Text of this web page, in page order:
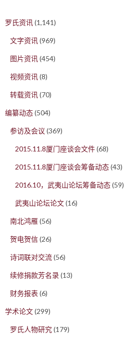
罗氏资讯(1,141)
文字资讯(969)
图片资讯(454)
视频资讯(8)
转载资讯(70)
编纂动态(504)
参访及会议 (369)
2015.11.8厦门座谈会文件(68)
2015.11.8厦门座谈会筹备动态(43)
2016.10，武夷山论坛筹备动态(59)
武夷山论坛论文(16)
南北鸿雁(56)
贺电贺信(26)
诗词联对交流(56)
续修捐款芳名录(13)
财务报表 (6)
学术论文(299)
罗氏人物研究(179)